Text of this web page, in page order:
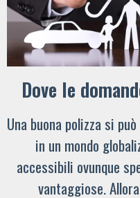
Dove le
Una buona polizza si
in un mondo
accessibili ovunque
vantaggiose.